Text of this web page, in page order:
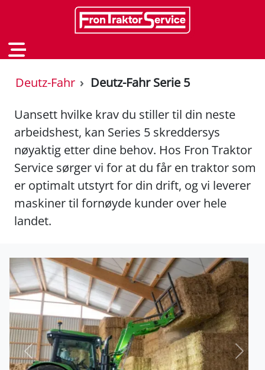
Deutz-Fahr
Deutz-Fahr Serie 5
Uansett hvilke krav du stiller til din neste
arbeidshest, kan Series 5 skreddersys
nøyaktig etter dine behov. Hos Fron Traktor
Service sørger vi for at du får en traktor som
er optimalt utstyrt for din drift, og vi leverer
maskiner til fornøyde kunder over hele
landet.
Forrige